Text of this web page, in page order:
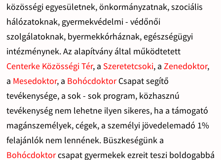
közösségi egyesületnek, önkormányzatnak, szociális
hálózatoknak, gyermekvédelmi - védőnői
szolgálatoknak, byermekkórháznak, egészségügyi
intézménynek. Az alapítvány által működtetett
Centerke Közösségi Tér, a Szeretetcsoki, a Zenedoktor,
a Mesedoktor, a BohócdoktorCsapat segítő
tevékenysége, a sok - sok program, közhasznú
tevékenység nem lehetne ilyen sikeres, ha a támogató
magánszemélyek, cégek, a személyi jövedelemadó 1%
felajánlók nem lennének. Büszkeségünk a
Bohócdoktorcsapat gyermekek ezreit teszi boldogabbá